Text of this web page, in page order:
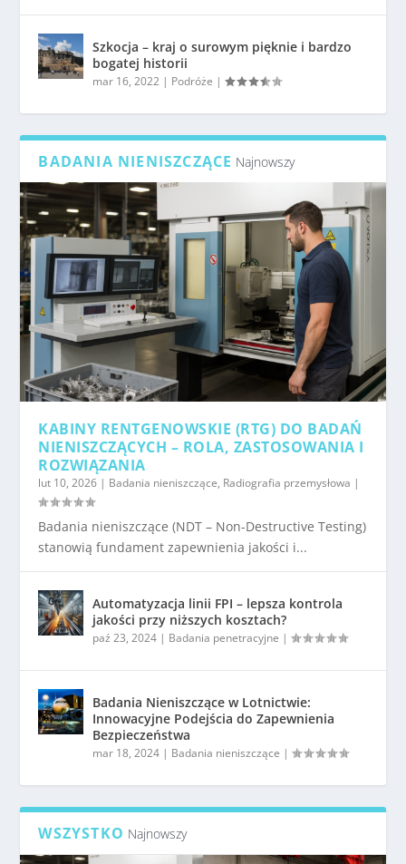
Szkocja – kraj o surowym pięknie i bardzo
bogatej historii
mar 16, 2022 | Podróże |
BADANIA NIENISZCZĄCE Najnowszy
KABINY RENTGENOWSKIE (RTG) DO BADAŃ
NIENISZCZĄCYCH – ROLA, ZASTOSOWANIA I
ROZWIĄZANIA
lut 10, 2026 | Badania nieniszczące, Radiografia przemysłowa |
Badania nieniszczące (NDT – Non-Destructive Testing)
stanowią fundament zapewnienia jakości i...
Automatyzacja linii FPI – lepsza kontrola
jakości przy niższych kosztach?
paź 23, 2024 | Badania penetracyjne |
Badania Nieniszczące w Lotnictwie:
Innowacyjne Podejścia do Zapewnienia
Bezpieczeństwa
mar 18, 2024 | Badania nieniszczące |
WSZYSTKO Najnowszy